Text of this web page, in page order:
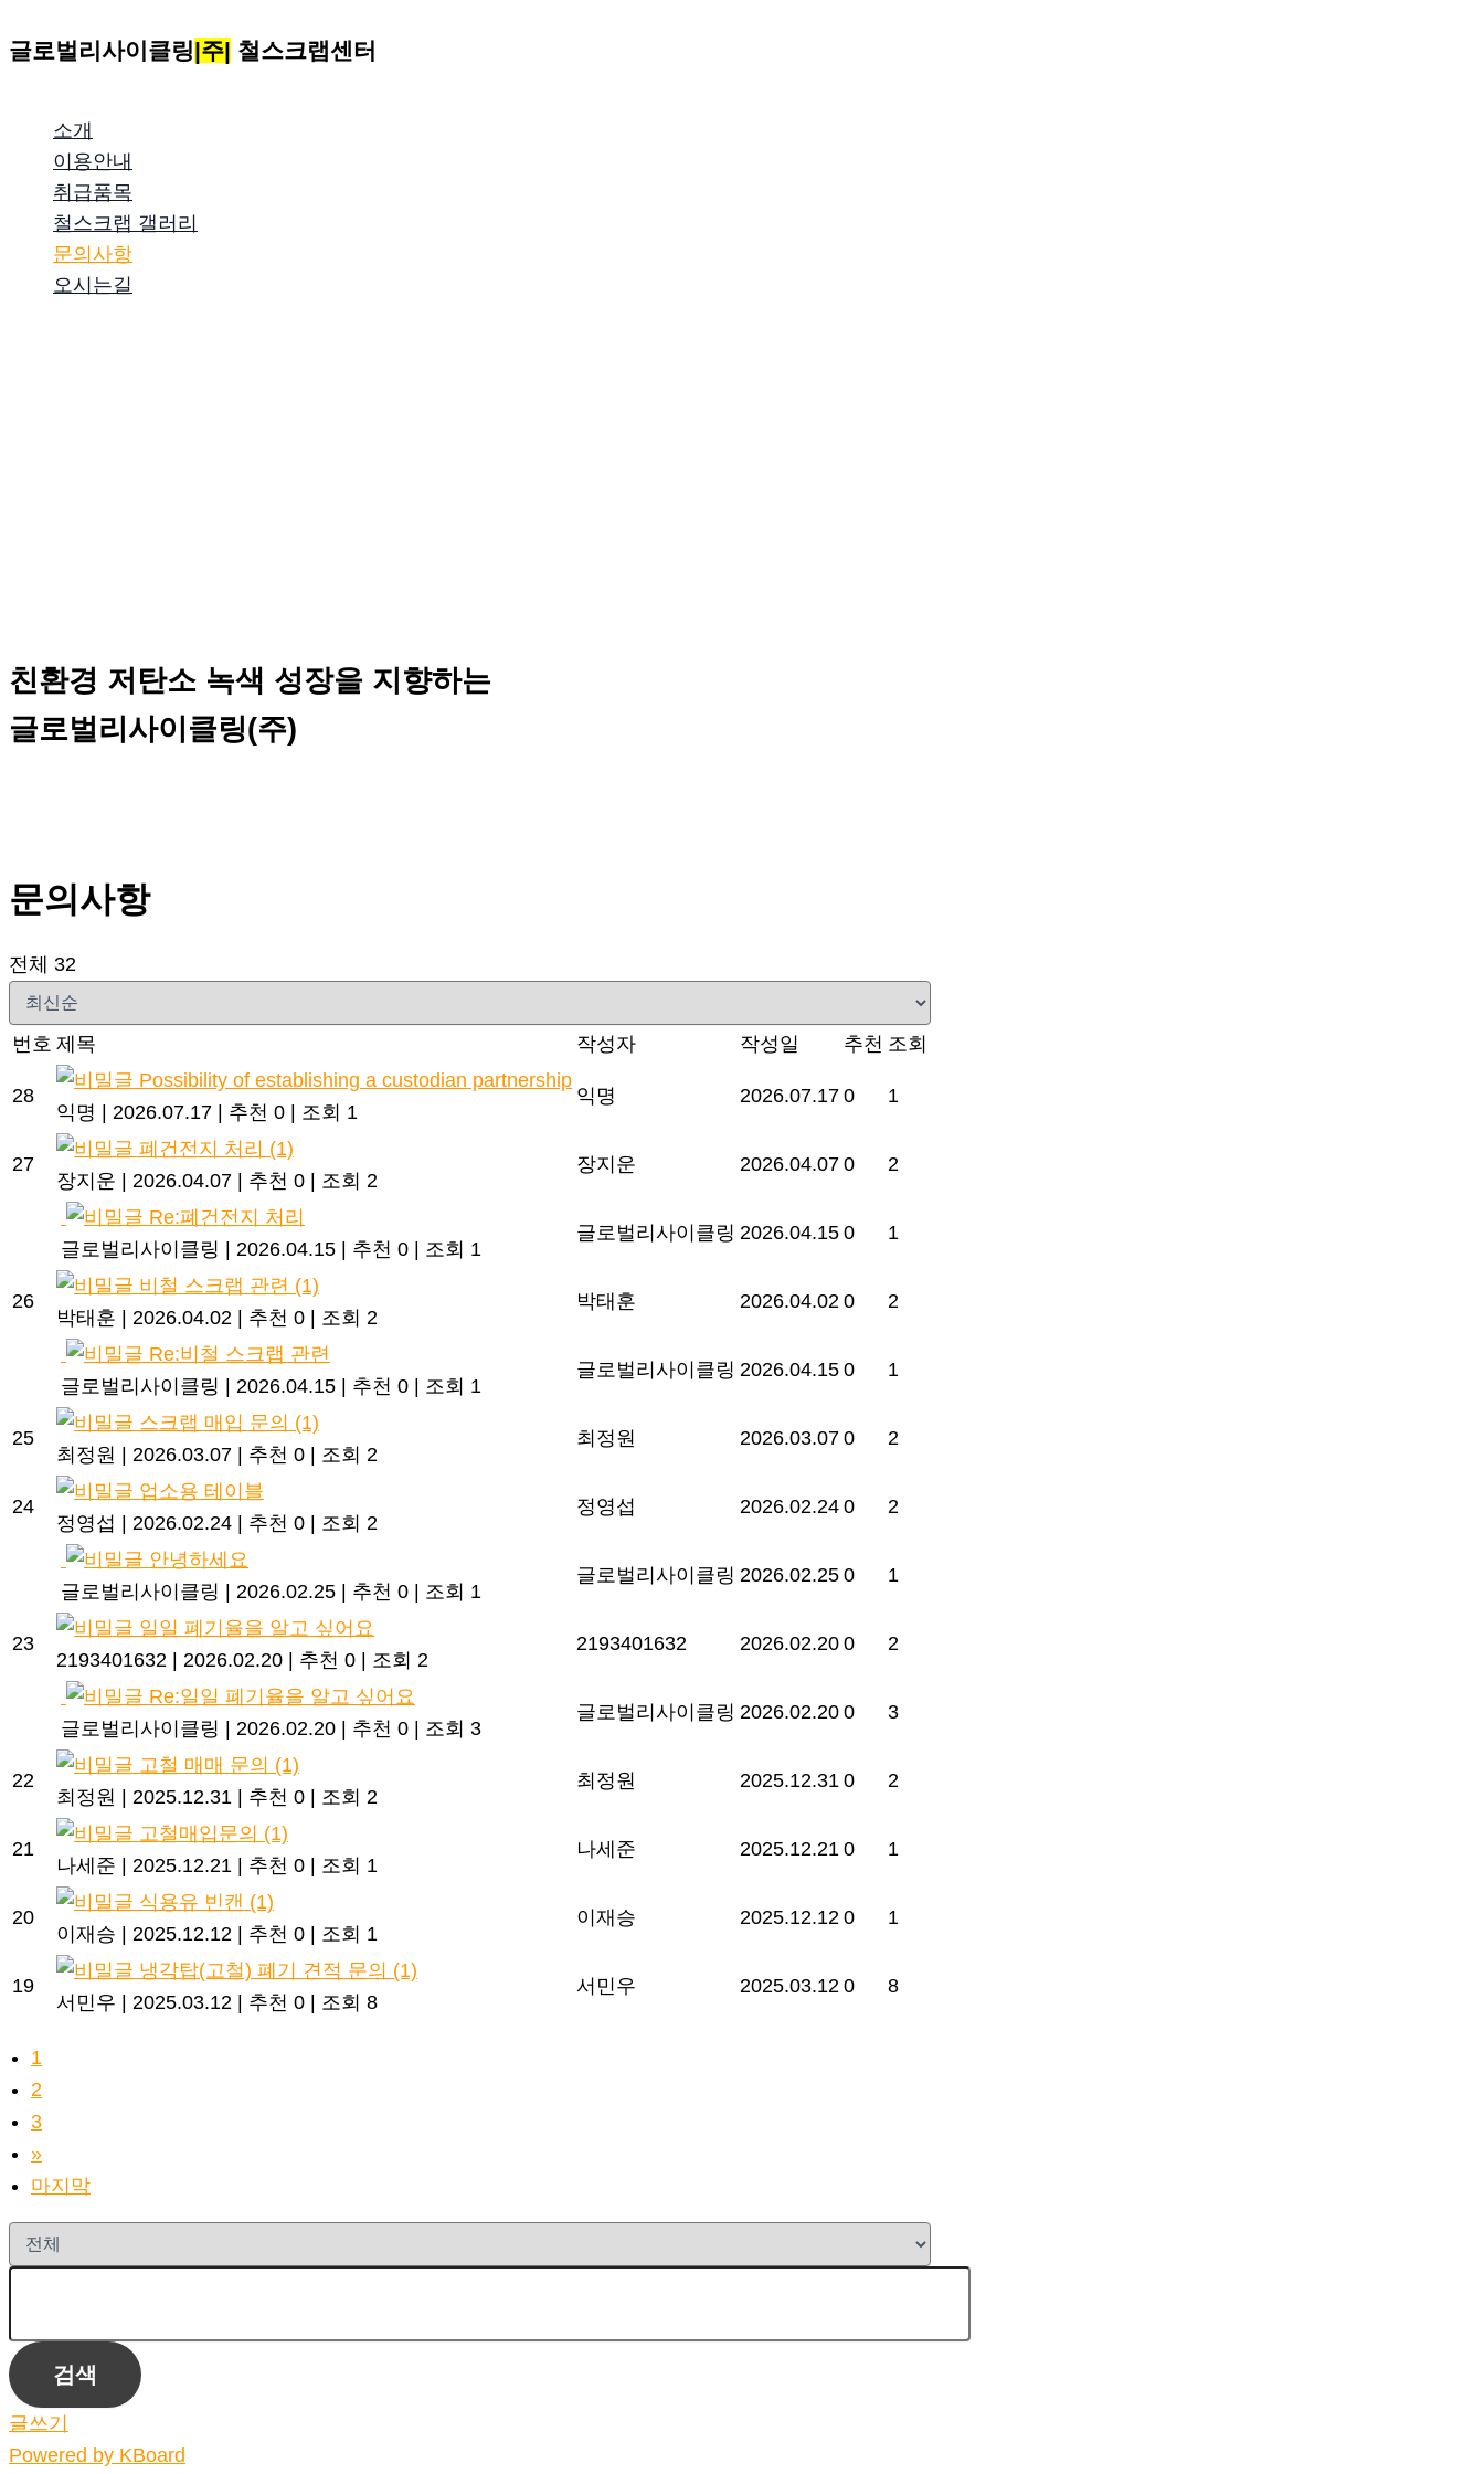
텐
글로벌리사이클링|주| 철스크랩센터
소개
이용안내
취급품목
철스크랩 갤러리
문의사항
오시는길
친환경 저탄소 녹색 성장을 지향하는
글로벌리사이클링(주)
문의사항
전체 32
번호 제목 작성자 작성일 추천 조회
28
Possibility of establishing a custodian partnership
익명
2026.07.17 추천 0 조회 1
익명 2026.07.17 0 1
27
폐건전지 처리 (1)
장지운
2026.04.07 추천 0 조회 2
장지운 2026.04.07 0 2
Re:폐건전지 처리
글로벌리사이클링
2026.04.15 추천 0 조회 1
글로벌리사이클링 2026.04.15 0 1
26
비철 스크랩 관련 (1)
박태훈
2026.04.02 추천 0 조회 2
박태훈 2026.04.02 0 2
Re:비철 스크랩 관련
글로벌리사이클링
2026.04.15 추천 0 조회 1
글로벌리사이클링 2026.04.15 0 1
25
스크랩 매입 문의 (1)
최정원
2026.03.07 추천 0 조회 2
최정원 2026.03.07 0 2
24
업소용 테이블
정영섭
2026.02.24 추천 0 조회 2
정영섭 2026.02.24 0 2
안녕하세요
글로벌리사이클링
2026.02.25 추천 0 조회 1
글로벌리사이클링 2026.02.25 0 1
23
일일 폐기율을 알고 싶어요
2193401632
2026.02.20 추천 0 조회 2
2193401632 2026.02.20 0 2
Re:일일 폐기율을 알고 싶어요
글로벌리사이클링
2026.02.20 추천 0 조회 3
글로벌리사이클링 2026.02.20 0 3
22
고철 매매 문의 (1)
최정원
2025.12.31 추천 0 조회 2
최정원 2025.12.31 0 2
21
고철매입문의 (1)
나세준
2025.12.21 추천 0 조회 1
나세준 2025.12.21 0 1
20
식용유 빈캔 (1)
이재승
2025.12.12 추천 0 조회 1
이재승 2025.12.12 0 1
19
냉각탑(고철) 폐기 견적 문의 (1)
서민우
2025.03.12 추천 0 조회 8
서민우 2025.03.12 0 8
1
2
3
»
마지막
검색
글쓰기
Powered by KBoard